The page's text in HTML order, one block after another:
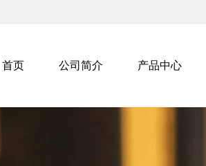
首页 公司简介 产品中心